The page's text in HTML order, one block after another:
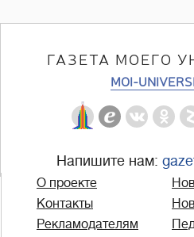
ГАЗЕТА МОЕГО
MOI-
Напишите нам:
О проекте
Контакты
Рекламодателям